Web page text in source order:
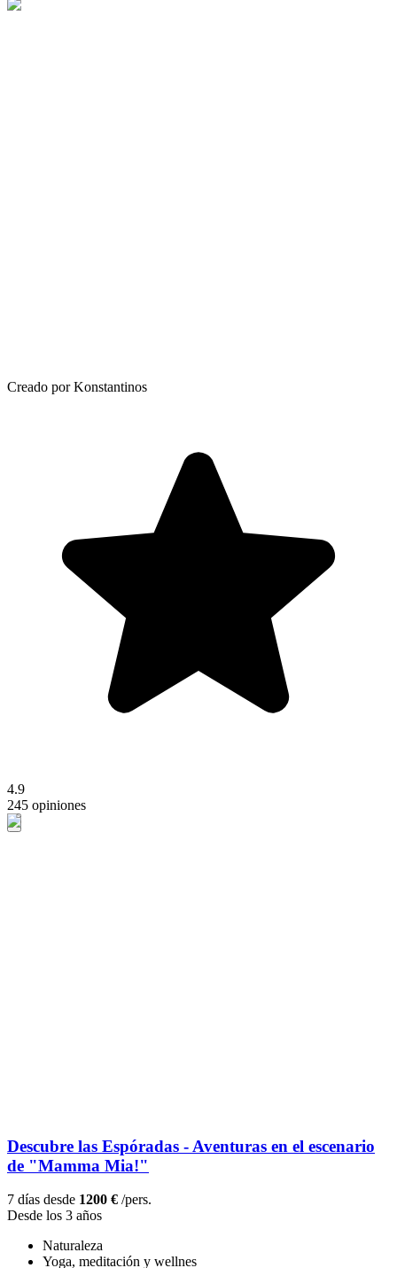
Creado por Konstantinos
4.9
245 opiniones
Descubre las Espóradas - Aventuras en el escenario
de "Mamma Mia!"
7 días desde 1200 € /pers.
Desde los 3 años
Naturaleza
Yoga, meditación y wellnes